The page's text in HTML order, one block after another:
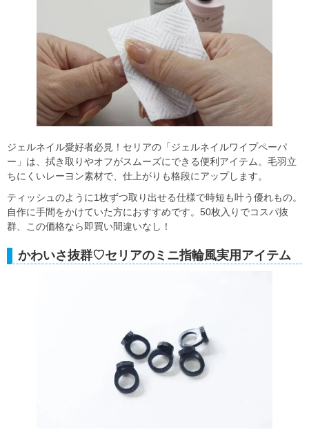
ジェルネイル愛好者必見！セリアの「ジェルネイルワイプペーパ
ー」は、拭き取りやオフがスムーズにできる便利アイテム。毛羽立
ちにくいレーヨン素材で、仕上がりも格段にアップします。
ティッシュのように1枚ずつ取り出せる仕様で時短も叶う優れもの。
自作に手間をかけていた方におすすめです。50枚入りでコスパ抜
群、この価格なら即買い間違いなし！
かわいさ抜群♡セリアのミニ指輪風実用アイテム